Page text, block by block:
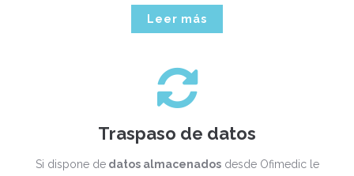
Leer más
Traspaso de datos
Si dispone dedatos almacenadosdesde Ofimedic le